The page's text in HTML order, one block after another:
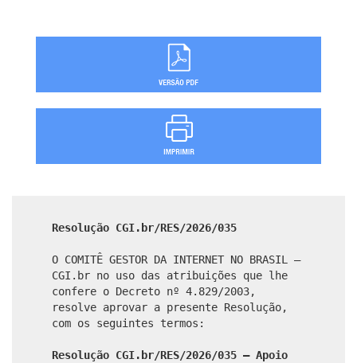
Resolução CGI.br/RES/2026/035
O COMITÊ GESTOR DA INTERNET NO BRASIL –
CGI.br no uso das atribuições que lhe
confere o Decreto nº 4.829/2003,
resolve aprovar a presente Resolução,
com os seguintes termos:
Resolução CGI.br/RES/2026/035 – Apoio